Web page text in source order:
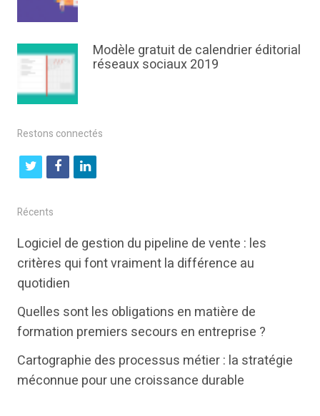
Modèle gratuit de calendrier éditorial
réseaux sociaux 2019
Restons connectés
t
i
t
t
e
f
b
o
k
l
e
i
n
Récents
Logiciel de gestion du pipeline de vente : les
critères qui font vraiment la différence au
quotidien
Quelles sont les obligations en matière de
formation premiers secours en entreprise ?
Cartographie des processus métier : la stratégie
méconnue pour une croissance durable